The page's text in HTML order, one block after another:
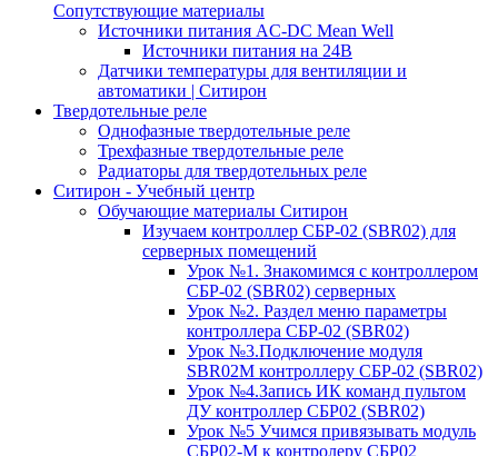
Сопутствующие материалы
Источники питания AC-DC Mean Well
Источники питания на 24В
Датчики температуры для вентиляции и
автоматики | Ситирон
Твердотельные реле
Однофазные твердотельные реле
Трехфазные твердотельные реле
Радиаторы для твердотельных реле
Ситирон - Учебный центр
Обучающие материалы Ситирон
Изучаем контроллер СБР-02 (SBR02) для
серверных помещений
Урок №1. Знакомимся с контроллером
СБР-02 (SBR02) серверных
Урок №2. Раздел меню параметры
контроллера СБР-02 (SBR02)
Урок №3.Подключение модуля
SBR02M контроллеру СБР-02 (SBR02)
Урок №4.Запись ИК команд пультом
ДУ контроллер СБР02 (SBR02)
Урок №5 Учимся привязывать модуль
СБР02-М к контролеру СБР02